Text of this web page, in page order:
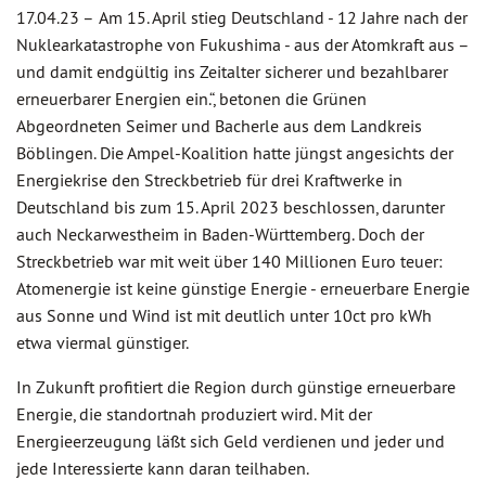
17.04.23 – Am 15. April stieg Deutschland - 12 Jahre nach der
Nuklearkatastrophe von Fukushima - aus der Atomkraft aus –
und damit endgültig ins Zeitalter sicherer und bezahlbarer
erneuerbarer Energien ein.“, betonen die Grünen
Abgeordneten Seimer und Bacherle aus dem Landkreis
Böblingen. Die Ampel-Koalition hatte jüngst angesichts der
Energiekrise den Streckbetrieb für drei Kraftwerke in
Deutschland bis zum 15. April 2023 beschlossen, darunter
auch Neckarwestheim in Baden-Württemberg. Doch der
Streckbetrieb war mit weit über 140 Millionen Euro teuer:
Atomenergie ist keine günstige Energie - erneuerbare Energie
aus Sonne und Wind ist mit deutlich unter 10ct pro kWh
etwa viermal günstiger.
In Zukunft profitiert die Region durch günstige erneuerbare
Energie, die standortnah produziert wird. Mit der
Energieerzeugung läßt sich Geld verdienen und jeder und
jede Interessierte kann daran teilhaben.